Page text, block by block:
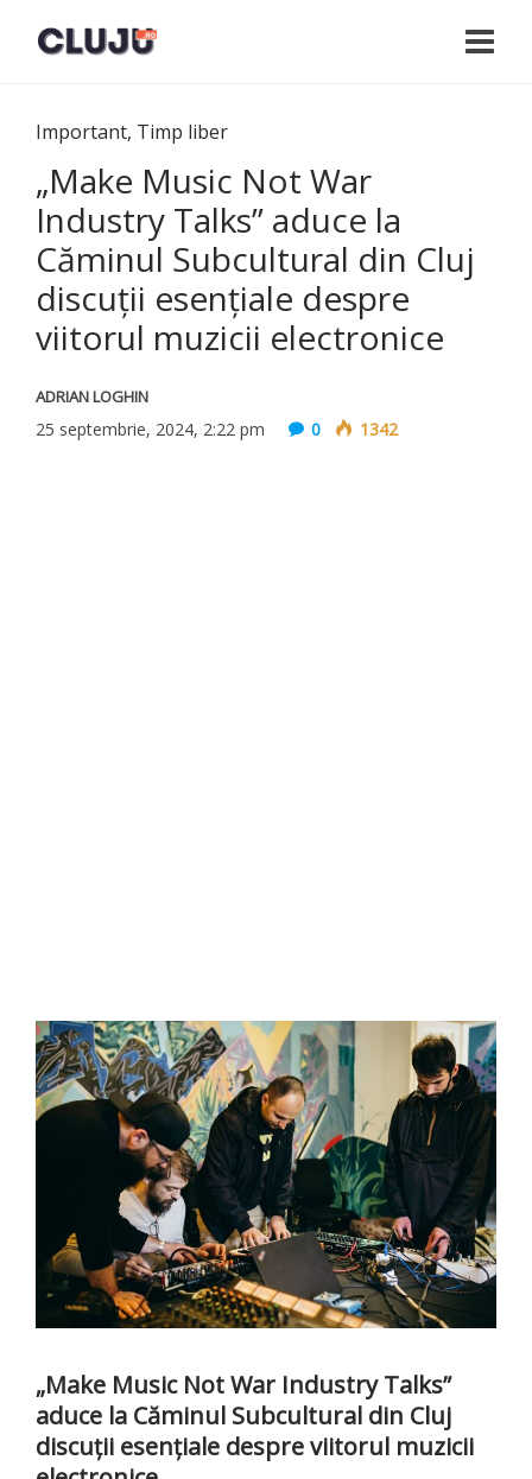
Important, Timp liber
„Make Music Not War
Industry Talks” aduce la
Căminul Subcultural din Cluj
discuții esențiale despre
viitorul muzicii electronice
ADRIAN LOGHIN
25 septembrie, 2024, 2:22 pm 0 1342
„Make Music Not War Industry Talks”
aduce la Căminul Subcultural din Cluj
discuții esențiale despre viitorul muzicii